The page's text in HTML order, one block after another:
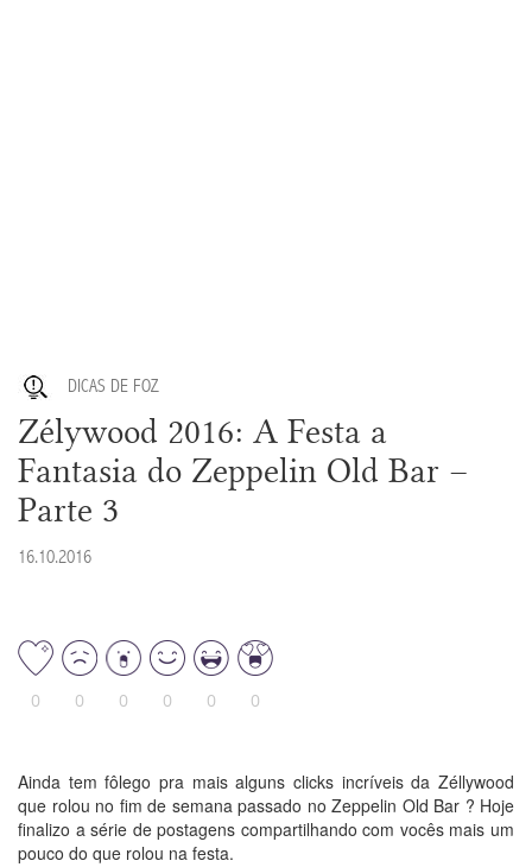
DICAS DE FOZ
Zélywood 2016: A Festa a
Fantasia do Zeppelin Old Bar –
Parte 3
16.10.2016
0 0 0 0 0 0
Ainda tem fôlego pra mais alguns clicks incríveis da Zéllywood
que rolou no fim de semana passado no Zeppelin Old Bar ? Hoje
finalizo a série de postagens compartilhando com vocês mais um
pouco do que rolou na festa.